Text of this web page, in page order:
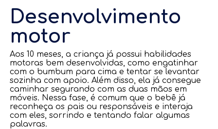
Desenvolvimento
motor
Aos 10 meses, a criança já possui habilidades
motoras bem desenvolvidas, como engatinhar
com o bumbum para cima e tentar se levantar
sozinha com apoio. Além disso, ela já consegue
caminhar segurando com as duas mãos em
móveis. Nessa fase, é comum que o bebê já
reconheça os pais ou responsáveis e interaja
com eles, sorrindo e tentando falar algumas
palavras.